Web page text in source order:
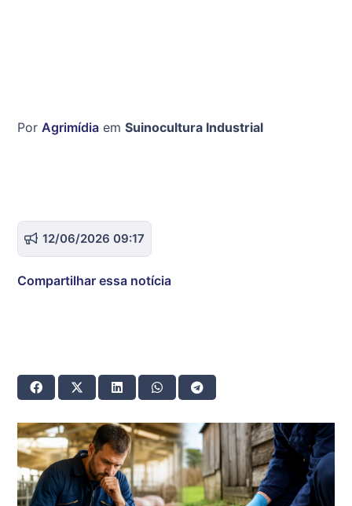
Por Agrimídia em Suinocultura Industrial
12/06/2026 09:17
Compartilhar essa notícia